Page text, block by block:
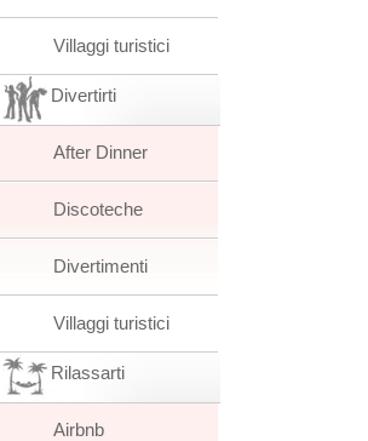
Villaggi turistici
Divertirti
After Dinner
Discoteche
Divertimenti
Villaggi turistici
Rilassarti
Airbnb